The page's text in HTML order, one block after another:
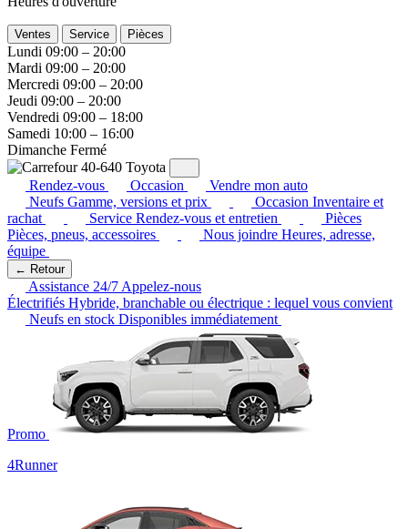
Ventes Service Pièces
Lundi 09:00 – 20:00
Mardi 09:00 – 20:00
Mercredi 09:00 – 20:00
Jeudi 09:00 – 20:00
Vendredi 09:00 – 18:00
Samedi 10:00 – 16:00
Dimanche Fermé
Rendez-vous Occasion
Vendre mon auto
Neufs Gamme, versions et prix Occasion Inventaire et
rachat
Service Rendez-vous et entretien
Pièces
Pièces, pneus, accessoires
Nous joindre Heures, adresse,
équipe
← Retour
Assistance 24/7 Appelez-nous
Électrifiés Hybride, branchable ou électrique : lequel vous convient
Neufs en stock Disponibles immédiatement
Promo
4Runner